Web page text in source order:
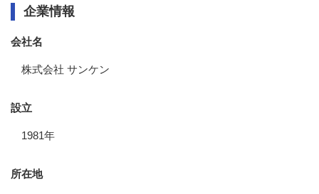
企業情報
会社名
株式会社 サンケン
設立
1981年
所在地